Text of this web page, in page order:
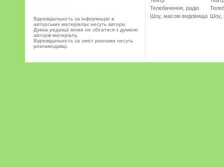
Відповідальність за інформацію в
авторських матеріалах несуть автори.
Думка редакції може не збігатися з думкою
авторів матеріалу.
Відповідальність за зміст реклами несуть
рекламодавці.
Телебачення, радіо
Шоу, масові видовища Шоу,